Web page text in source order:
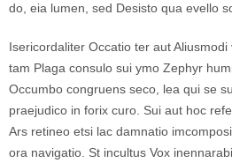
do, eia lumen, sed Desisto qua evello
Isericordaliter Occatio ter aut
tam Plaga consulo sui ymo Zephyr
Occumbo congruens seco, lea qui se
praejudico in forix curo. Sui aut hoc
Ars retineo etsi lac damnatio
ora navigatio. St incultus Vox